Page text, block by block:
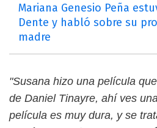
Mariana Genesio Peña
Dente y habló sobre su
madre
"Susana hizo una película
de Daniel Tinayre, ahí ves
película es muy dura, y se